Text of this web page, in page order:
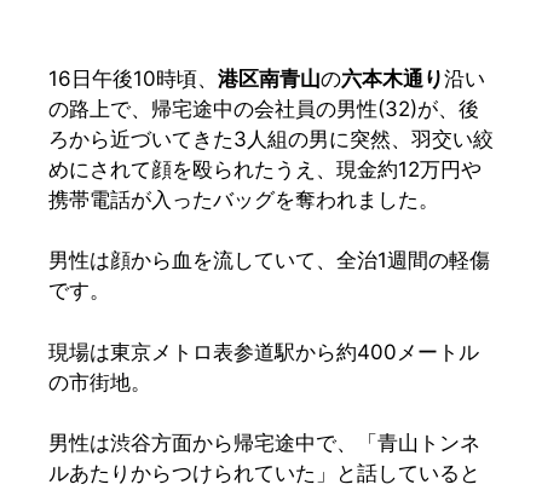
16日午後10時頃、 港区南青山の六本木通り沿い
の路上で、帰宅途中の会社員の男性(32)が、後
ろから近づいてきた3人組の男に突然、羽交い絞
めにされて顔を殴られたうえ、現金約12万円や
携帯電話が入ったバッグを奪われました。
男性は顔から血を流していて、全治1週間の軽傷
です。
現場は東京メトロ表参道駅から約400メートル
の市街地。
男性は渋谷方面から帰宅途中で、「青山トンネ
ルあたりからつけられていた」と話していると